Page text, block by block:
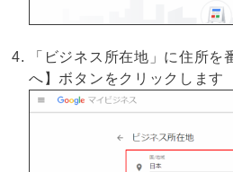
「ビジネス所在地」に住所を
へ】ボタンをクリックします